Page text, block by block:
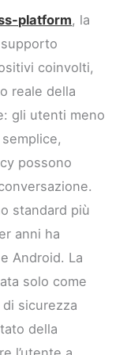
platform, la
coinvolti,
reale della
gli utenti meno
possono
standard più
anni ha
Android. La
solo come
sicurezza
della